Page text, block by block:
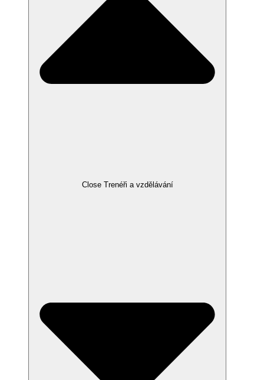
Close Trenéři a vzdělávání